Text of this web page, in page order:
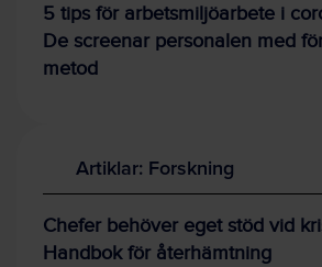
5 tips för arbetsmiljöarbete i
De screenar personalen med
metod
Artiklar: Forskning
Chefer behöver eget stöd vid
Handbok för återhämtning